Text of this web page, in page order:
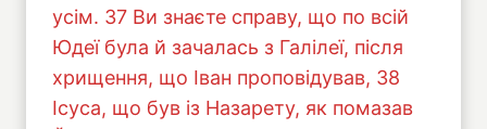
усім. 37 Ви знаєте справу, що по всій
Юдеї була й зачалась з Галілеї, після
хрищення, що Іван проповідував, 38
Ісуса, що був із Назарету, як помазав